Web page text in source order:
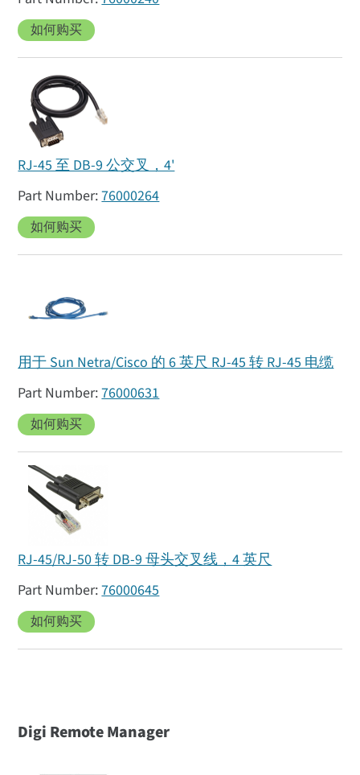
如何购买
RJ-45 至 DB-9 公交叉，4'
76000264
如何购买
用于 Sun Netra/Cisco 的 6 英尺 RJ-45 转 RJ-45 电缆
76000631
如何购买
RJ-45/RJ-50 转 DB-9 母头交叉线，4 英尺
76000645
如何购买
Digi Remote Manager